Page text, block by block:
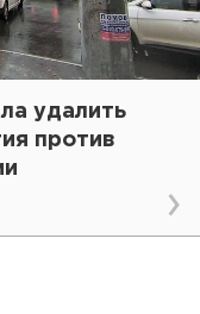
удалить
против